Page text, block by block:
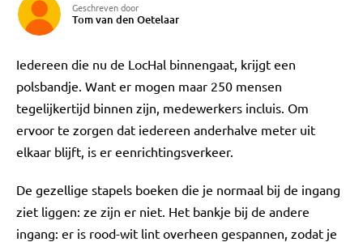
Geschreven door
Tom van den Oetelaar
Iedereen die nu de LocHal binnengaat, krijgt een
polsbandje. Want er mogen maar 250 mensen
tegelijkertijd binnen zijn, medewerkers incluis. Om
ervoor te zorgen dat iedereen anderhalve meter uit
elkaar blijft, is er eenrichtingsverkeer.
De gezellige stapels boeken die je normaal bij de ingang
ziet liggen: ze zijn er niet. Het bankje bij de andere
ingang: er is rood-wit lint overheen gespannen, zodat je